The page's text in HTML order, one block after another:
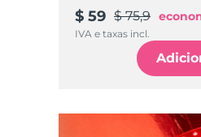
$ 59 $ 75,9
IVA e taxas incl.